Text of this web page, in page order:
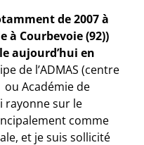
de 2007 à
à Courbevoie (92))
aujourd’hui en
de l’ADMAS (centre
ou Académie de
rayonne sur le
comme
et je suis sollicité